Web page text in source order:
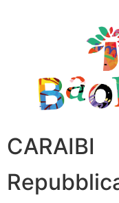
CARAIBI